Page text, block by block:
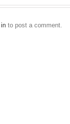
in to post a comment.